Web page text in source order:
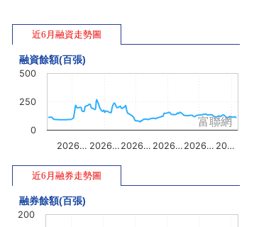
近6月融資走勢圖
融資餘額(百張)
2026… 2026… 2026… 2026… 2026… 20…
0
250
500
富聯網
近6月融券走勢圖
融券餘額(百張)
200